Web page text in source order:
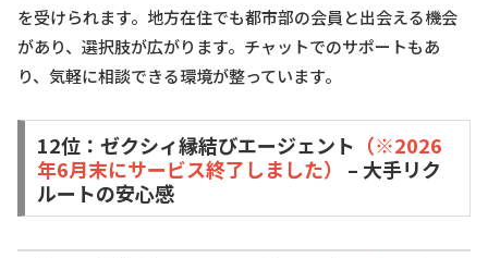
を受けられます。地方在住でも都市部の会員と出会える機会
があり、選択肢が広がります。チャットでのサポートもあ
り、気軽に相談できる環境が整っています。
12位：ゼクシィ縁結びエージェント （※2026
年6月末にサービス終了しました）
– 大手リク
ルートの安心感